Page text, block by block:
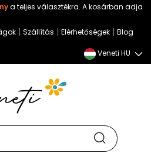
a teljes választékra. A kosárban adja
| Szállítás | Elérhetőségek | Blog
Veneti HU